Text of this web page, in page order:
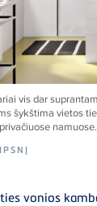
vis dar
šykštima vietos
namuose.
vonios